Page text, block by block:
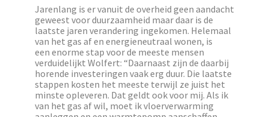
Jarenlang is er vanuit de overheid geen aandacht
geweest voor duurzaamheid maar daar is de
laatste jaren verandering ingekomen. Helemaal
van het gas af en energieneutraal wonen, is
een enorme stap voor de meeste mensen
verduidelijkt Wolfert: “Daarnaast zijn de daarbij
horende investeringen vaak erg duur. Die laatste
stappen kosten het meeste terwijl ze juist het
minste opleveren. Dat geldt ook voor mij. Als ik
van het gas af wil, moet ik vloerverwarming